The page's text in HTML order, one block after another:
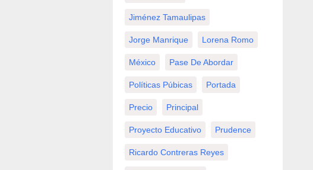
Jiménez Tamaulipas
Jorge Manrique Lorena Romo
México Pase De Abordar
Políticas Púbicas Portada
Precio Principal
Proyecto Educativo Prudence
Ricardo Contreras Reyes